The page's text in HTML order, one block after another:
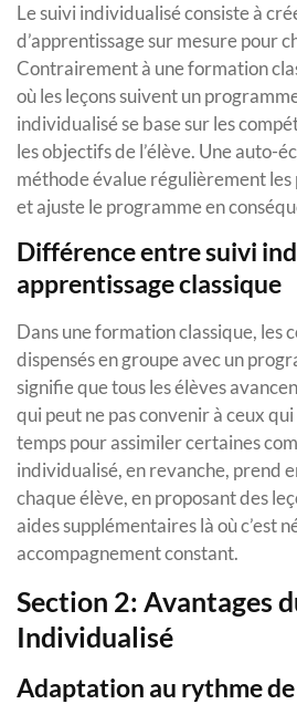
Le suivi individualisé consiste à
d’apprentissage sur mesure pour
Contrairement à une formation
où les leçons suivent un
individualisé se base sur les
les objectifs de l’élève. Une auto-
méthode évalue régulièrement les
et ajuste le programme en
Différence entre suivi
apprentissage classique
Dans une formation classique, les
dispensés en groupe avec un
signifie que tous les élèves
qui peut ne pas convenir à ceux
temps pour assimiler certaines
individualisé, en revanche, prend
chaque élève, en proposant des
aides supplémentaires là où c’est
accompagnement constant.
Section 2: Avantages
Individualisé
Adaptation au rythme